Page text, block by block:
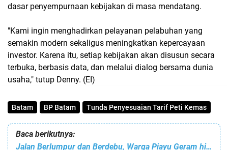
dasar penyempurnaan kebijakan di masa mendatang.
"Kami ingin menghadirkan pelayanan pelabuhan yang
semakin modern sekaligus meningkatkan kepercayaan
investor. Karena itu, setiap kebijakan akan disusun secara
terbuka, berbasis data, dan melalui dialog bersama dunia
usaha," tutup Denny. (EI)
Batam BP Batam Tunda Penyesuaian Tarif Peti Kemas
Baca berikutnya:
Jalan Berlumpur dan Berdebu, Warga Piayu Geram hingga Datangi Pengembang Gesya